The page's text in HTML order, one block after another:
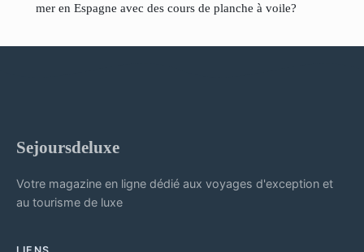
mer en Espagne avec des cours de planche à voile?
Sejoursdeluxe
Votre magazine en ligne dédié aux voyages d'exception et
au tourisme de luxe